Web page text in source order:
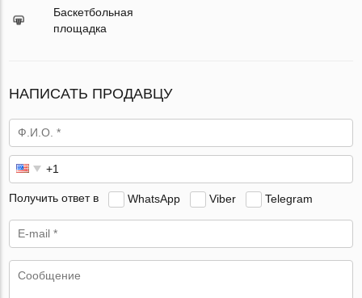
Баскетбольная
площадка
НАПИСАТЬ ПРОДАВЦУ
Получить ответ в WhatsApp Viber Telegram